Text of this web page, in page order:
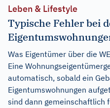
Leben & Lifestyle
Typische Fehler bei
Was Eigentümer über die
Eine
automatisch, sobald ein
Eigentumswohnungen
sind dann gemeinschaftlich